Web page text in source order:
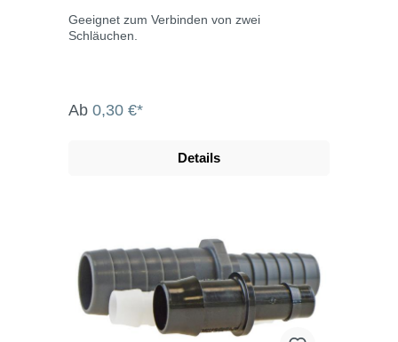
Geeignet zum Verbinden von zwei
Schläuchen.
Ab 0,30 €*
Details